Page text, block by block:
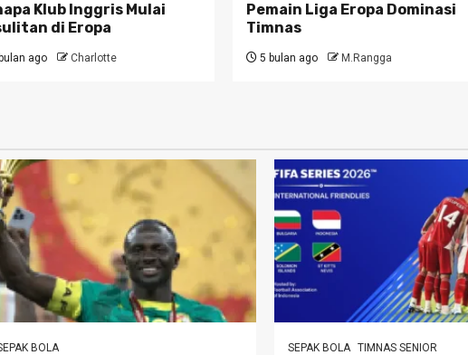
Klub Inggris Mulai
di Eropa
ago Charlotte
Pemain Liga Eropa Dominasi
Timnas
5 bulan ago M.Rangga
BOLA SEPAK BOLA TIMNAS SENIOR